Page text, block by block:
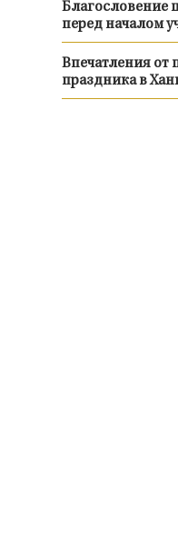
Благословение
перед началом
Впечатления от
праздника в